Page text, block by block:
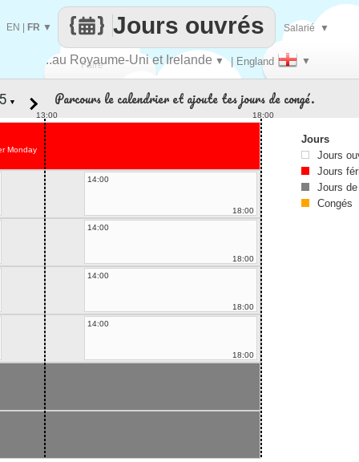
Faire
..au Royaume-Uni et Irelande ▼ | England ▼
Jours ouvrés
EN FR ▼ Salarié ▼
▼ Parcours le calendrier et ajoute tes jours de congé.
13:00 18:00
Monday
14:00
18:00
14:00
18:00
14:00
18:00
14:00
18:00
Jours
Jours
Jours
Jours
Congés